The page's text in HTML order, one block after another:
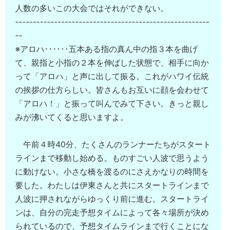
人数の多いこの大会ではそれができない。
-------------------------------------------------------
--
※アロハ･･････五本ある指の真ん中の指３本を曲げ
て、親指と小指の２本を伸ばした状態で、相手に向か
って「アロハ」と声に出して振る。これがハワイ伝統
の挨拶の仕方らしい。皆さんもお互いに顔を会わせて
「アロハ！」と振って叫んでみて下さい。きっと親し
みが沸いてくると思いますよ。
午前４時40分、たくさんのランナーたちがスタート
ラインまで移動し始める。ものすごい人波で思うよう
に動けない。小さな橋を渡るのにさえかなりの時間を
要した。わたしは伊東さんと共にスタートラインまで
人波に押されながらゆっくり前に進む。スタートライ
ンは、自分の完走予想タイムによって各々場所が決め
られているので、予想タイムラインまで行くことにな